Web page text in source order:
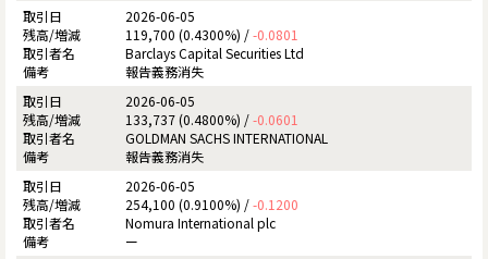
2026-06-05
119,700 (0.4300%) /-0.0801
Barclays Capital Securities Ltd
報告義務消失
2026-06-05
133,737 (0.4800%) /-0.0601
GOLDMAN SACHS INTERNATIONAL
報告義務消失
2026-06-05
254,100 (0.9100%) /-0.1200
Nomura International plc
ー